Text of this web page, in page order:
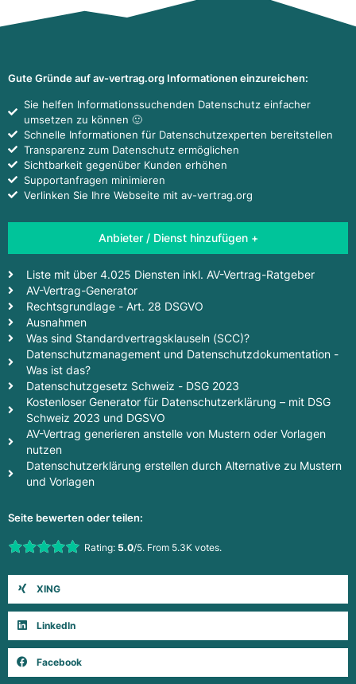
Gute Gründe auf av-vertrag.org Informationen einzureichen:
Sie helfen Informationssuchenden Datenschutz einfacher
umsetzen zu können 🙂
Schnelle Informationen für Datenschutzexperten bereitstellen
Transparenz zum Datenschutz ermöglichen
Sichtbarkeit gegenüber Kunden erhöhen
Supportanfragen minimieren
Verlinken Sie Ihre Webseite mit av-vertrag.org
Anbieter / Dienst hinzufügen +
Liste mit über 4.025 Diensten inkl. AV-Vertrag-Ratgeber
AV-Vertrag-Generator
Rechtsgrundlage - Art. 28 DSGVO
Ausnahmen
Was sind Standardvertragsklauseln (SCC)?
Datenschutzmanagement und Datenschutzdokumentation -
Was ist das?
Datenschutzgesetz Schweiz - DSG 2023
Kostenloser Generator für Datenschutzerklärung – mit DSG
Schweiz 2023 und DGSVO
AV-Vertrag generieren anstelle von Mustern oder Vorlagen
nutzen
Datenschutzerklärung erstellen durch Alternative zu Mustern
und Vorlagen
Seite bewerten oder teilen:
Rate this item:Rating: 5.0/5. From 5.3K votes.
XING
LinkedIn
Facebook